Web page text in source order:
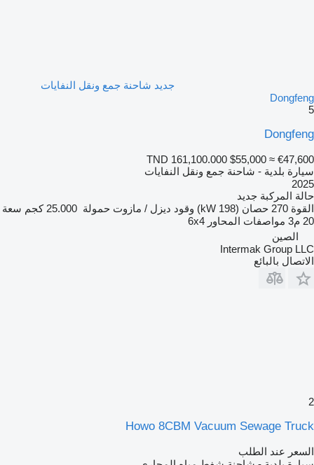
جديد شاحنة جمع ونقل النفايات
Dongfeng
5
Dongfeng
TND 161,100.000 $55,000 ≈ €47,600
سيارة بلدية - شاحنة جمع ونقل النفايات
2025
حالة المركبة جديد
القوة 270 حصان (198 kW) وقود ديزل / مازوت حمولة 25.000 كجم
سعة
20 م3
مواصفات المحاور 6x4
الصين
Intermak Group LLC
الاتصال بالبائع
2
Howo 8CBM Vacuum Sewage Truck
السعر عند الطلب